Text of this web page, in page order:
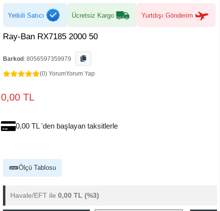
Yetkili Satıcı Ücretsiz Kargo Yurtdışı Gönderim
Ray-Ban RX7185 2000 50
Barkod : 8056597359979
(0) YorumYorum Yap
0,00 TL
0,00 TL 'den başlayan taksitlerle
Ölçü Tablosu
Havale/EFT ile 0,00 TL (%3)